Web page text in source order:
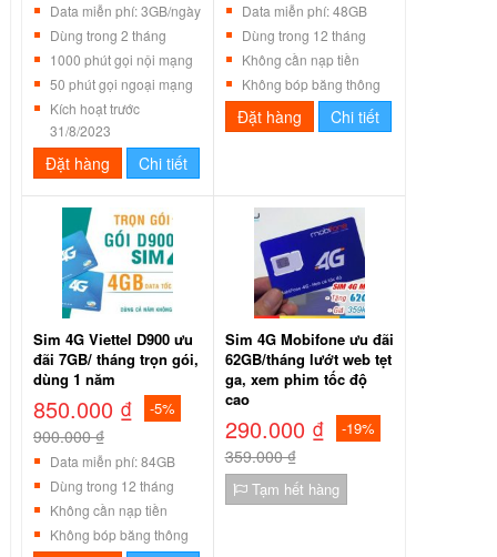
Data miễn phí: 3GB/ngày
Dùng trong 2 tháng
1000 phút gọi nội mạng
50 phút gọi ngoại mạng
Kích hoạt trước
31/8/2023
Đặt hàng Chi tiết
Data miễn phí: 48GB
Dùng trong 12 tháng
Không cần nạp tiền
Không bóp băng thông
Đặt hàng Chi tiết
Sim 4G Viettel D900 ưu
đãi 7GB/ tháng trọn gói,
dùng 1 năm
850.000 ₫ -5%
900.000 ₫
Data miễn phí: 84GB
Dùng trong 12 tháng
Không cần nạp tiền
Không bóp băng thông
Sim 4G Mobifone ưu đãi
62GB/tháng lướt web tẹt
ga, xem phim tốc độ
cao
290.000 ₫ -19%
359.000 ₫
Tạm hết hàng